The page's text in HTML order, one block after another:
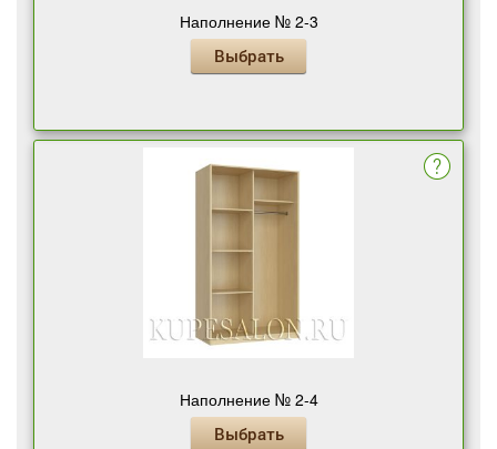
Наполнение № 2-3
Выбрать
Наполнение № 2-4
Выбрать